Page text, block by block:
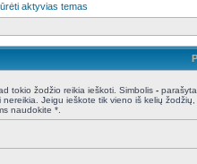
aktyvias temas
tokio žodžio reikia ieškoti. Simbolis -
Jeigu ieškote tik vieno iš kelių žodžių,
naudokite *.